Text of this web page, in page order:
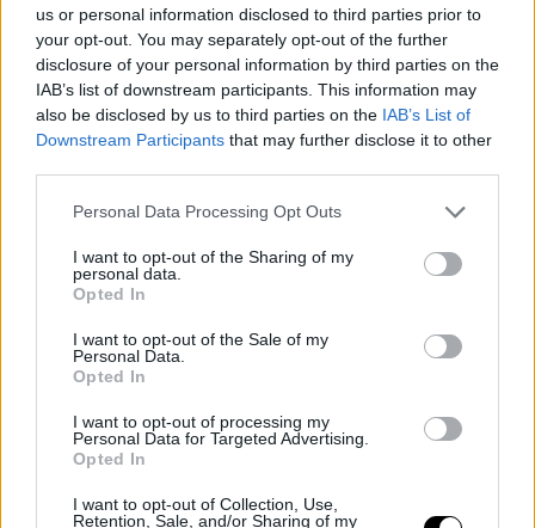
us or personal information disclosed to third parties prior to
your opt-out. You may separately opt-out of the further
disclosure of your personal information by third parties on the
IAB’s list of downstream participants. This information may
also be disclosed by us to third parties on the IAB’s List of
Downstream Participants that may further disclose it to other
Personal Data Processing Opt Outs
I want to opt-out of the Sharing of my
personal data.
Opted In
I want to opt-out of the Sale of my
Personal Data.
Opted In
I want to opt-out of processing my
Personal Data for Targeted Advertising.
Opted In
I want to opt-out of Collection, Use,
Retention, Sale, and/or Sharing of my
έλαια της επιδερμίδας ούτε αλλάζουν την ισορροπία, για να
εξασφαλίσετε πως το φράγμα της επιδερμίδας παραμένει
άθικτο χωρίς ερεθισμούς.
Κανονική επιδερμίδα
Αυτό που έχετε ανάγκη αν ανήκετε σε αυτήν την κατηγορία είναι
καθαριστικά προσώπου με πολύ ήπια απολεπιστική δράση και
χωρίς υπερβολικά ενυδατικά στοιχεία. Ένα απλό καθαριστικό
αποτέλεσμα, αφού τονώνον και βελτιώνουν ην υφή του
δέρματος.